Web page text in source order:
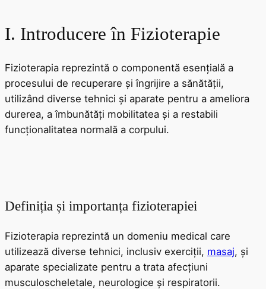
I. Introducere în Fizioterapie
Fizioterapia reprezintă o componentă esențială a
procesului de recuperare și îngrijire a sănătății,
utilizând diverse tehnici și aparate pentru a ameliora
durerea, a îmbunătăți mobilitatea și a restabili
funcționalitatea normală a corpului.
Definiția și importanța fizioterapiei
Fizioterapia reprezintă un domeniu medical care
utilizează diverse tehnici, inclusiv exerciții, masaj, și
aparate specializate pentru a trata afecțiuni
musculoscheletale, neurologice și respiratorii.